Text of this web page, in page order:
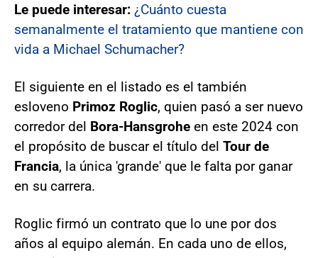
Le puede interesar: ¿Cuánto cuesta
semanalmente el tratamiento que mantiene con
vida a Michael Schumacher?
El siguiente en el listado es el también
esloveno Primoz Roglic, quien pasó a ser nuevo
corredor del Bora-Hansgrohe en este 2024 con
el propósito de buscar el título del Tour de
Francia, la única 'grande' que le falta por ganar
en su carrera.
Roglic firmó un contrato que lo une por dos
años al equipo alemán. En cada uno de ellos,